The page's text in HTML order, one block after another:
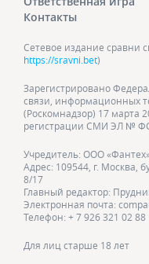
Контакты
Сетевое издание сравни
https://sravni.bet)
Зарегистрировано
связи, информационных
(Роскомнадзор) 17 марта
регистрации СМИ ЭЛ № ФС
Учредитель: ООО
Адрес: 109544, г. Москва,
8/17
Главный редактор:
Электронная почта:
Телефон: + 7 926 321 02 88
Для лиц старше 18 лет